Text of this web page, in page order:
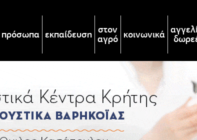
πρόσωπα εκπαίδευση στον
αγρό κοινωνικά